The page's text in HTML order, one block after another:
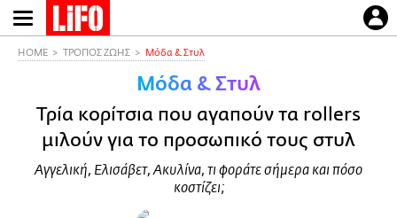
Παράκαμψη
προς
HOME ΤΡΟΠΟΣ ΖΩΗΣ Μόδα & Στυλ
Μόδα & Στυλ
Τρία κορίτσια που αγαπούν τα rollers
μιλούν για το προσωπικό τους στυλ
Αγγελική, Ελισάβετ, Ακυλίνα, τι φοράτε σήμερα και πόσο
κοστίζει;